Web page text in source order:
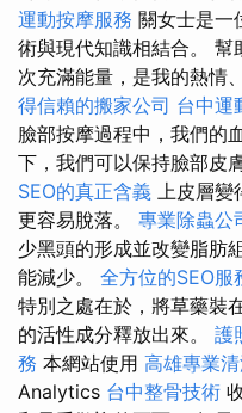
運動按摩服務 關女士是一
術與現代知識相結合。 幫
次充滿能量，是我的熱情
得信賴的搬家公司 台中運
臉部按摩過程中，我們的
下，我們可以保持臉部皮
SEO的真正含義 上皮層
更容易脫落。 專業除蟲公
少黑頭的形成並改變脂肪
能減少。 全方位的SEO服
特別之處在於，將草藥裝
的活性成分釋放出來。 護
務 本網站使用 高雄專業
Analytics 台中整骨技術